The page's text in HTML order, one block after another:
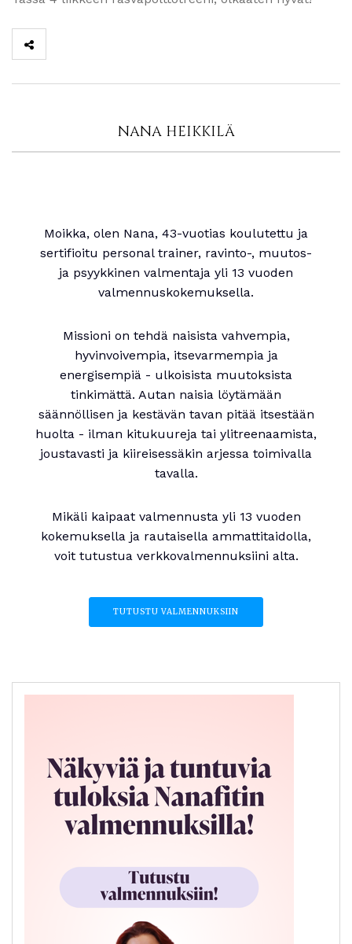
NANA HEIKKILÄ
Moikka, olen Nana, 43-vuotias koulutettu ja
sertifioitu personal trainer, ravinto-, muutos-
ja psyykkinen valmentaja yli 13 vuoden
valmennuskokemuksella.
Missioni on tehdä naisista vahvempia,
hyvinvoivempia, itsevarmempia ja
energisempiä - ulkoisista muutoksista
tinkimättä. Autan naisia löytämään
säännöllisen ja kestävän tavan pitää itsestään
huolta - ilman kitukuureja tai ylitreenaamista,
joustavasti ja kiireisessäkin arjessa toimivalla
tavalla.
Mikäli kaipaat valmennusta yli 13 vuoden
kokemuksella ja rautaisella ammattitaidolla,
voit tutustua verkkovalmennuksiini alta.
TUTUSTU VALMENNUKSIIN